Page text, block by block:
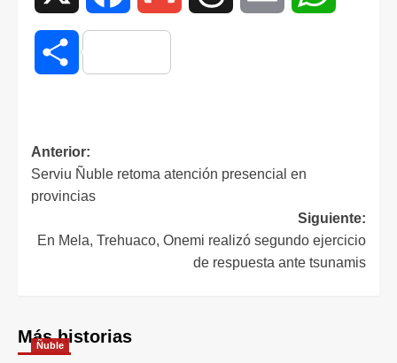
Compartir
Anterior:
Serviu Ñuble retoma atención presencial en
provincias
Siguiente:
En Mela, Trehuaco, Onemi realizó segundo ejercicio
de respuesta ante tsunamis
Más historias
Ñuble